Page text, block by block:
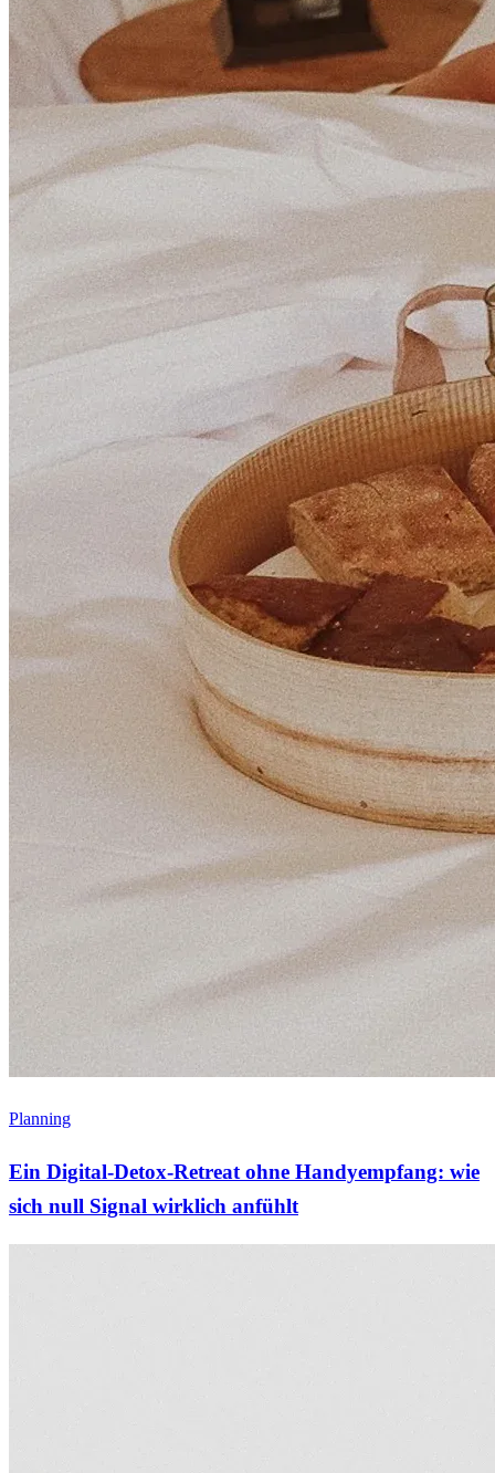
Planning
Ein Digital-Detox-Retreat ohne Handyempfang: wie
sich null Signal wirklich anfühlt